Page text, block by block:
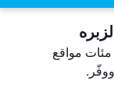
مواقع